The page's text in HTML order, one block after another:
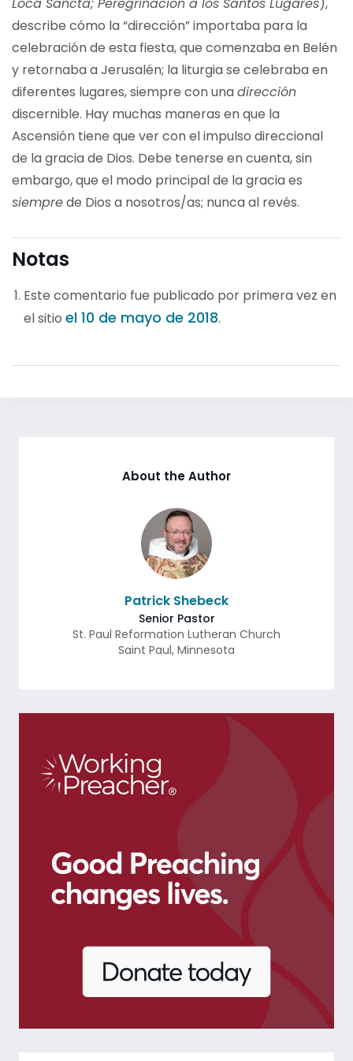
describe cómo la “dirección” importaba para la
celebración de esta fiesta, que comenzaba en Belén
y retornaba a Jerusalén; la liturgia se celebraba en
diferentes lugares, siempre con unadirección
discernible. Hay muchas maneras en que la
Ascensión tiene que ver con el impulso direccional
de la gracia de Dios. Debe tenerse en cuenta, sin
embargo, que el modo principal de la gracia es
siemprede Dios a nosotros/as; nunca al revés.
Notas
Este comentario fue publicado por primera vez en
el sitio el 10 de mayo de 2018.
About the Author
Patrick Shebeck
Senior Pastor
St. Paul Reformation Lutheran Church
Saint Paul, Minnesota